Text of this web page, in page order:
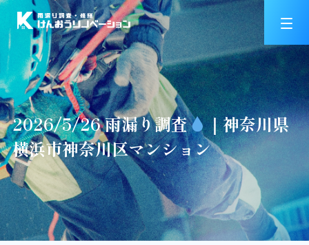
2026/5/26 雨漏り調査
｜神奈川県
横浜市神奈川区マンション